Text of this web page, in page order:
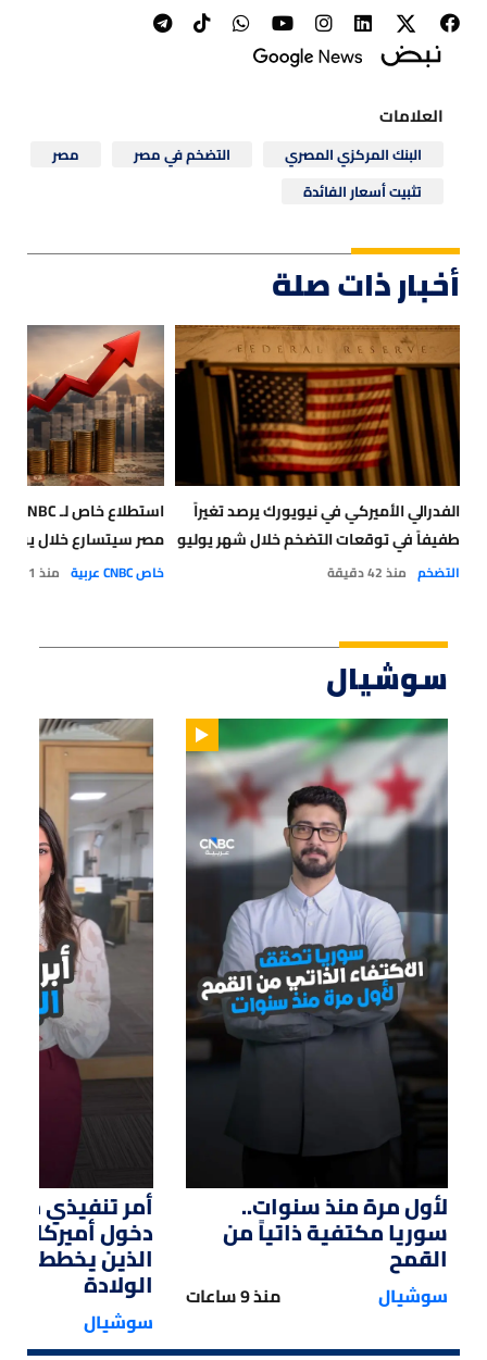
العلامات
البنك المركزي المصري التضخم في مصر
مصر
تثبيت أسعار الفائدة
أخبار ذات صلة
الفدرالي الأميركي في نيويورك يرصد تغيراً
طفيفاً في توقعات التضخم خلال شهر يوليو
التضخم منذ 42 دقيقة
مصر سيتسارع خلال
خاص CNBC عربية منذ 1 يوم
سوشيال
01:33
لأول مرة منذ سنوات..
سوريا مكتفية ذاتياً من
القمح
سوشيال منذ 9 ساعات
أمر تنفيذي من
دخول أميركا
الذين يخططون
الولادة
سوشيال